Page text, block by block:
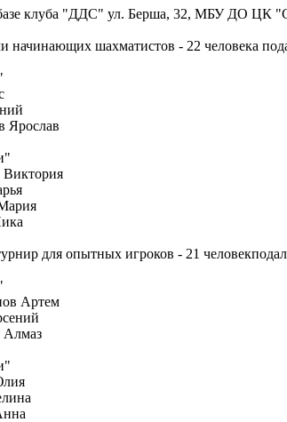
клуба "ДДС" ул. Берша, 32, МБУ ДО ЦК
начинающих шахматистов - 22 человека
Ярослав
Виктория
для опытных игроков - 21
Артем
Алмаз